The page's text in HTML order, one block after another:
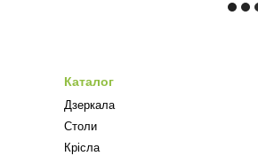
Каталог
Дзеркала
Столи
Крісла